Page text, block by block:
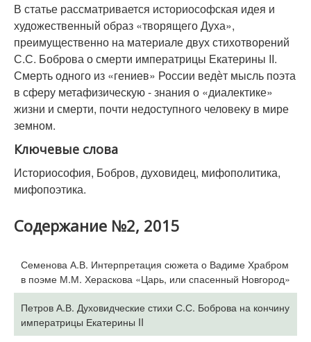
В статье рассматривается историософская идея и
художественный образ «творящего Духа»,
преимущественно на материале двух стихотворений
С.С. Боброва о смерти императрицы Екатерины II.
Смерть одного из «гениев» России ведѐт мысль поэта
в сферу метафизическую - знания о «диалектике»
жизни и смерти, почти недоступного человеку в мире
земном.
Ключевые слова
Историософия, Бобров, духовидец, мифополитика,
мифопоэтика.
Содержание №2, 2015
Семенова А.В. Интерпретация сюжета о Вадиме Храбром
в поэме М.М. Хераскова «Царь, или спасенный Новгород»
Петров А.В. Духовидческие стихи С.С. Боброва на кончину
императрицы Екатерины II